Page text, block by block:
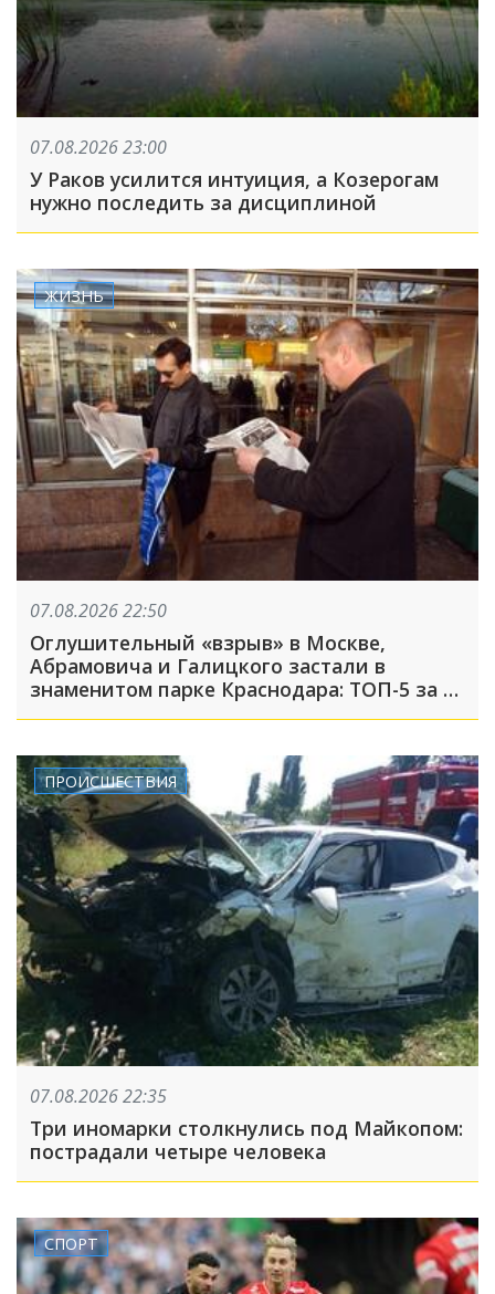
07.08.2026 23:00
У Раков усилится интуиция, а Козерогам
нужно последить за дисциплиной
ЖИЗНЬ
07.08.2026 22:50
Оглушительный «взрыв» в Москве,
Абрамовича и Галицкого застали в
знаменитом парке Краснодара: ТОП-5 за 7
ПРОИСШЕСТВИЯ
07.08.2026 22:35
Три иномарки столкнулись под Майкопом:
пострадали четыре человека
СПОРТ